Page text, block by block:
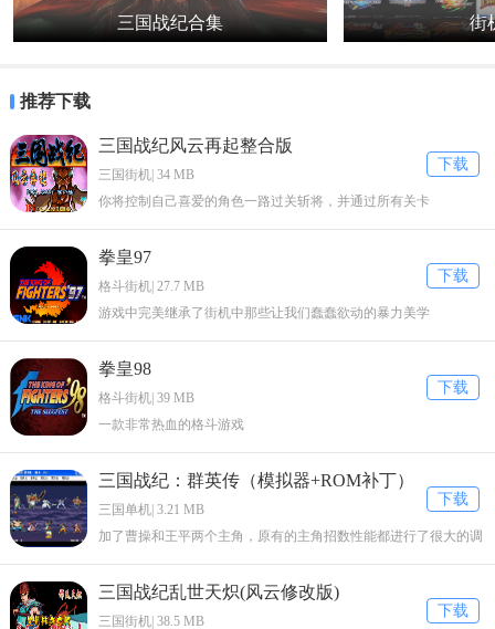
源丰富、画质清晰、操作便捷等优点。它不仅满足了漫画爱好者的阅
读需求，还提供了一个良好的交流平台。无论是想寻找心仪的漫画作
的选择。推荐广大漫画爱好者下载使用。
三国战纪合集 街
推荐下载
下载
三国战纪风云再起整合版
三国街机| 34 MB
你将控制自己喜爱的角色一路过关斩将，并通过所有关卡
下载
拳皇97
格斗街机| 27.7 MB
游戏中完美继承了街机中那些让我们蠢蠢欲动的暴力美学
下载
拳皇98
格斗街机| 39 MB
一款非常热血的格斗游戏
下载
三国战纪：群英传（模拟器+ROM补丁）
三国单机| 3.21 MB
加了曹操和王平两个主角，原有的主角招数性能都进行了很大的调
下载
三国战纪乱世天炽(风云修改版)
三国街机| 38.5 MB